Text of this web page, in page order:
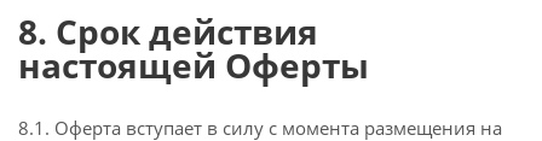
8. Срок действия
настоящей Оферты
8.1. Оферта вступает в силу с момента размещения на